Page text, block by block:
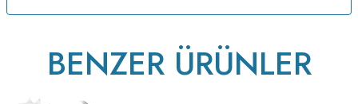
BENZER ÜRÜNLER